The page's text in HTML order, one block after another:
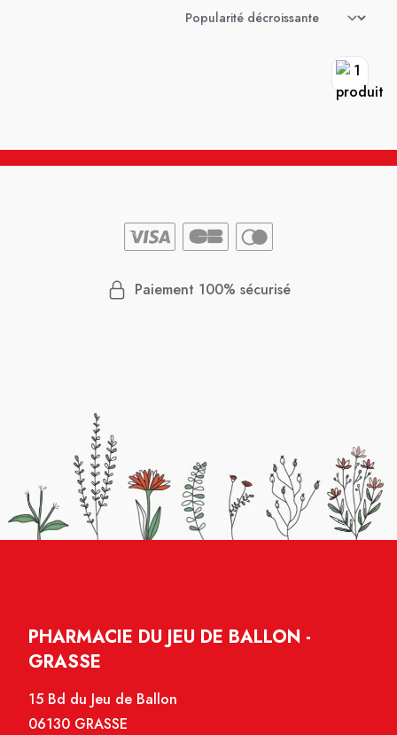
Paiement 100% sécurisé
PHARMACIE DU JEU DE BALLON -
GRASSE
15 Bd du Jeu de Ballon
06130 GRASSE